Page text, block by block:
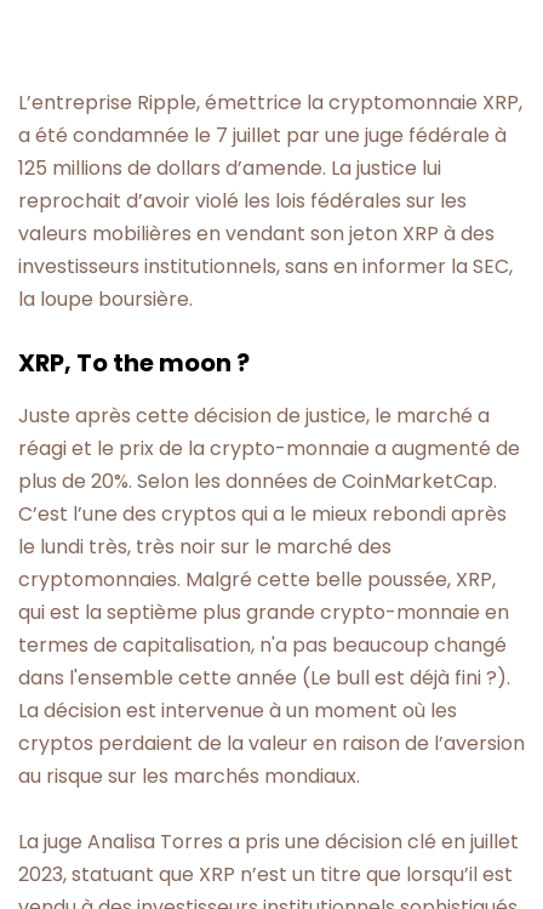
L’entreprise Ripple, émettrice la cryptomonnaie XRP,
a été condamnée le 7 juillet par une juge fédérale à
125 millions de dollars d’amende. La justice lui
reprochait d’avoir violé les lois fédérales sur les
valeurs mobilières en vendant son jeton XRP à des
investisseurs institutionnels, sans en informer la SEC,
la loupe boursière.
XRP, To the moon ?
Juste après cette décision de justice, le marché a
réagi et le prix de la crypto-monnaie a augmenté de
plus de 20%. Selon les données de CoinMarketCap.
C’est l’une des cryptos qui a le mieux rebondi après
le lundi très, très noir sur le marché des
cryptomonnaies. Malgré cette belle poussée, XRP,
qui est la septième plus grande crypto-monnaie en
termes de capitalisation, n'a pas beaucoup changé
dans l'ensemble cette année (Le bull est déjà fini ?).
La décision est intervenue à un moment où les
cryptos perdaient de la valeur en raison de l’aversion
au risque sur les marchés mondiaux.
La juge Analisa Torres a pris une décision clé en juillet
2023, statuant que XRP n’est un titre que lorsqu’il est